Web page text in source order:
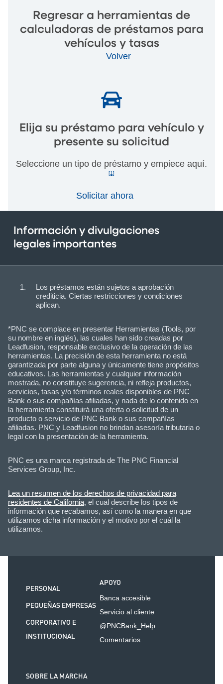
Regresar a herramientas de
calculadoras de préstamos para
vehículos y tasas
Volver
Elija su préstamo para vehículo y
presente su solicitud
Seleccione un tipo de préstamo y empiece aquí.
[1]
Solicitar ahora
Información y divulgaciones
legales importantes
Los préstamos están sujetos a aprobación
crediticia. Ciertas restricciones y condiciones
aplican.
*PNC se complace en presentar Herramientas (Tools, por
su nombre en inglés), las cuales han sido creadas por
Leadfusion, responsable exclusivo de la operación de las
herramientas. La precisión de esta herramienta no está
garantizada por parte alguna y únicamente tiene propósitos
educativos. Las herramientas y cualquier información
mostrada, no constituye sugerencia, ni refleja productos,
servicios, tasas y/o términos reales disponibles de PNC
Bank o sus compañías afiliadas, y nada de lo contenido en
la herramienta constituirá una oferta o solicitud de un
producto o servicio de PNC Bank o sus compañías
afiliadas. PNC y Leadfusion no brindan asesoría tributaria o
legal con la presentación de la herramienta.
PNC es una marca registrada de The PNC Financial
Services Group, Inc.
Lea un resumen de los derechos de privacidad para
residentes de California, el cual describe los tipos de
información que recabamos, así como la manera en que
utilizamos dicha información y el motivo por el cuál la
utilizamos.
PERSONAL
PEQUEÑAS EMPRESAS
CORPORATIVO E
INSTITUCIONAL
APOYO
Banca accesible
Servicio al cliente
@PNCBank_Help
Comentarios
SOBRE LA MARCHA